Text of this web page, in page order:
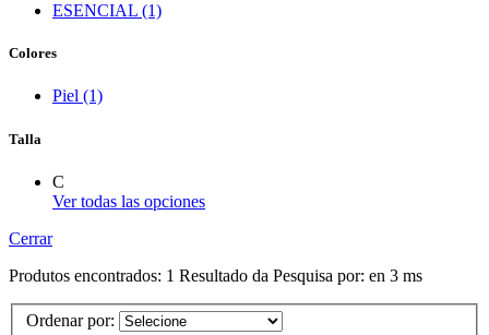
ESENCIAL (1)
Colores
Piel (1)
Talla
C
Ver todas las opciones
Cerrar
Produtos encontrados: 1 Resultado da Pesquisa por: en 3 ms
Ordenar por: